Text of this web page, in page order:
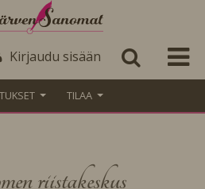
Kirjaudu sisään
TILAA
riistakeskus